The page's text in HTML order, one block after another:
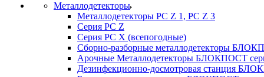
Металлодетекторы
Металлодетекторы РС Z 1, PC Z 3
Серия РС Z
Серия РС X (всепогодные)
Сборно-разборные металлодетекторы
Арочные Металлодетекторы БЛОКПОСТ
Дезинфекционно-досмотровая станция